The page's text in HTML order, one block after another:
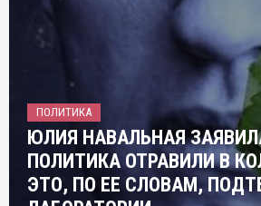
ПОЛИТИКА
ЮЛИЯ НАВАЛЬНАЯ
ПОЛИТИКА ОТРАВИЛИ В
ЭТО, ПО ЕЕ СЛОВАМ,